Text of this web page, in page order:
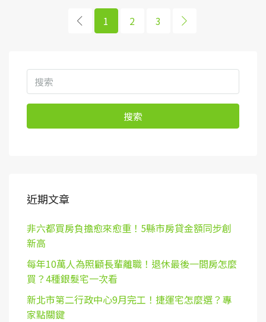
1 2 3
搜索
近期文章
非六都買房負擔愈來愈重！5縣市房貸金額同步創
新高
每年10萬人為照顧長輩離職！退休最後一間房怎麼
買？4種銀髮宅一次看
新北市第二行政中心9月完工！捷運宅怎麼選？專
家點關鍵